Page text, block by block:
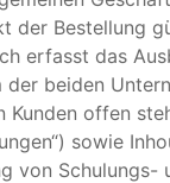
der Bestellung
erfasst das
der beiden
Kunden offen
sowie
von Schulungs-